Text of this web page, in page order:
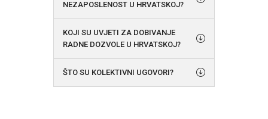
NEZAPOSLENOST U HRVATSKOJ?
KOJI SU UVJETI ZA DOBIVANJE
RADNE DOZVOLE U HRVATSKOJ?
ŠTO SU KOLEKTIVNI UGOVORI?